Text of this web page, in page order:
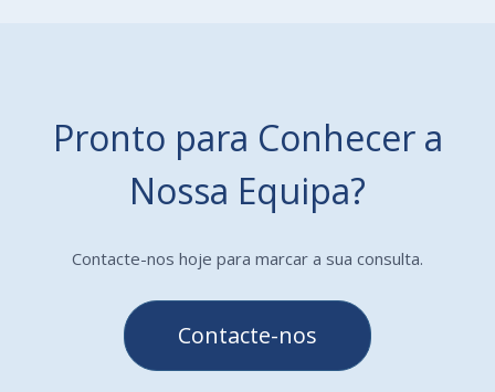
Pronto para Conhecer a
Nossa Equipa?
Contacte-nos hoje para marcar a sua consulta.
Contacte-nos